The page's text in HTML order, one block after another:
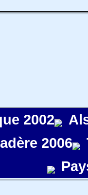
2002
2006